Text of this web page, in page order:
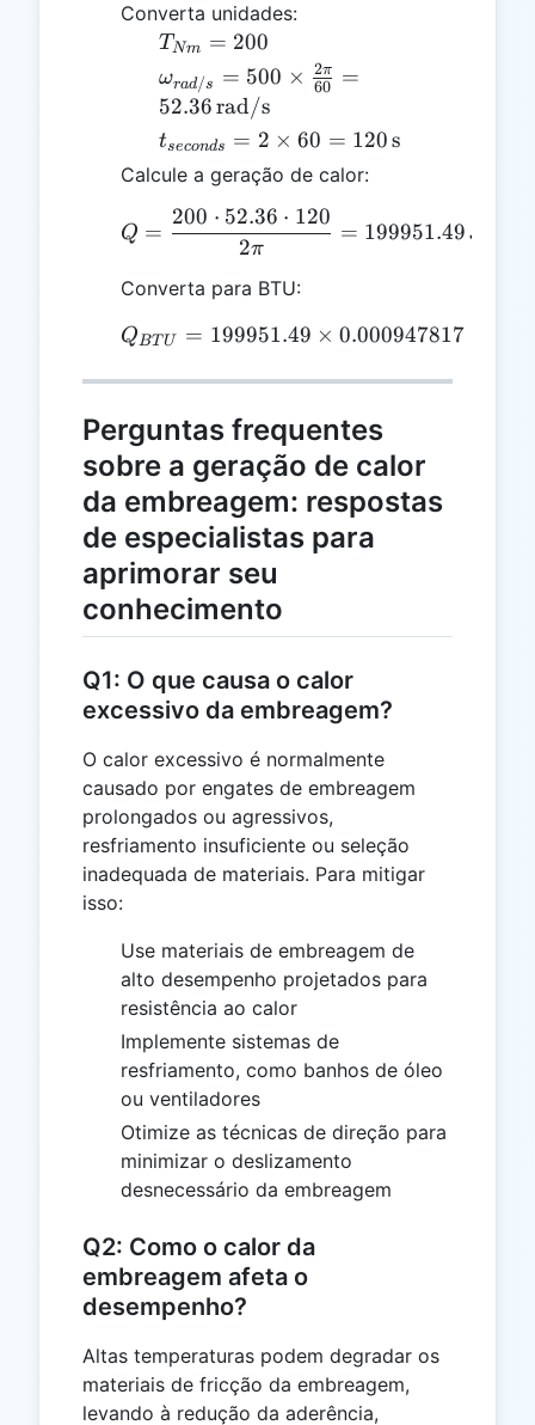
Converta unidades:
T_{Nm}
= 200
TNm = 200
\omega_{rad/s}
= 500 \times
\frac{2 \pi}
{60} = 52.36 \,
\text{rad/s}
ωrad/s = 500 × 60
2π
=
52.36rad/s
t_{seconds}
= 2 \times
60 = 120 \,
\text{s}
tseconds = 2 × 60 = 120s
Calcule a geração de calor:
Q = \frac{200 \cdot
Q =
2π
200 ⋅ 52.36 ⋅ 120
= 199951.49J
Converta para BTU:
Q_{BTU} = 199951.49
QBT U = 199951.49 × 0.000947817
Perguntas frequentes
sobre a geração de calor
da embreagem: respostas
de especialistas para
aprimorar seu
conhecimento
Q1: O que causa o calor
excessivo da embreagem?
O calor excessivo é normalmente
causado por engates de embreagem
prolongados ou agressivos,
resfriamento insuficiente ou seleção
inadequada de materiais. Para mitigar
isso:
Use materiais de embreagem de
alto desempenho projetados para
resistência ao calor
Implemente sistemas de
resfriamento, como banhos de óleo
ou ventiladores
Otimize as técnicas de direção para
minimizar o deslizamento
desnecessário da embreagem
Q2: Como o calor da
embreagem afeta o
desempenho?
Altas temperaturas podem degradar os
materiais de fricção da embreagem,
levando à redução da aderência,